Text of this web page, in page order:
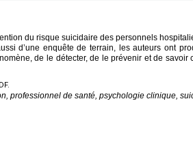
du risque suicidaire des personnels
d’une enquête de terrain, les auteurs ont
de le détecter, de le prévenir et de savoir
professionnel de santé, psychologie clinique,